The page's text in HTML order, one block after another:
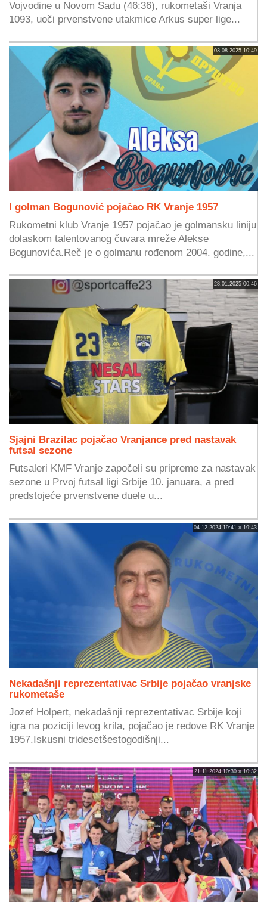
Vojvodine u Novom Sadu (46:36), rukometaši Vranja
1093, uoči prvenstvene utakmice Arkus super lige...
03.08.2025 10:49
I golman Bogunović pojačao RK Vranje 1957
Rukometni klub Vranje 1957 pojačao je golmansku liniju
dolaskom talentovanog čuvara mreže Alekse
Bogunovića.Reč je o golmanu rođenom 2004. godine,...
28.01.2025 00:46
Sjajni Brazilac pojačao Vranjance pred nastavak
futsal sezone
Futsaleri KMF Vranje započeli su pripreme za nastavak
sezone u Prvoj futsal ligi Srbije 10. januara, a pred
predstojeće prvenstvene duele u...
04.12.2024 19:41 » 19:43
Nekadašnji reprezentativac Srbije pojačao vranjske
rukometaše
Jozef Holpert, nekadašnji reprezentativac Srbije koji
igra na poziciji levog krila, pojačao je redove RK Vranje
1957.Iskusni tridesetšestogodišnji...
21.11.2024 10:30 » 10:32